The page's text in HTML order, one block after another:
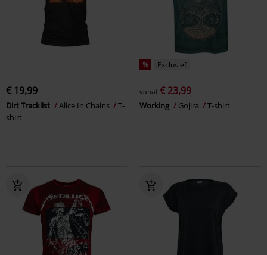
€ 19,99
Dirt Tracklist Alice In Chains
T-
shirt
% Exclusief
vanaf€ 23,99
Working Gojira T-shirt